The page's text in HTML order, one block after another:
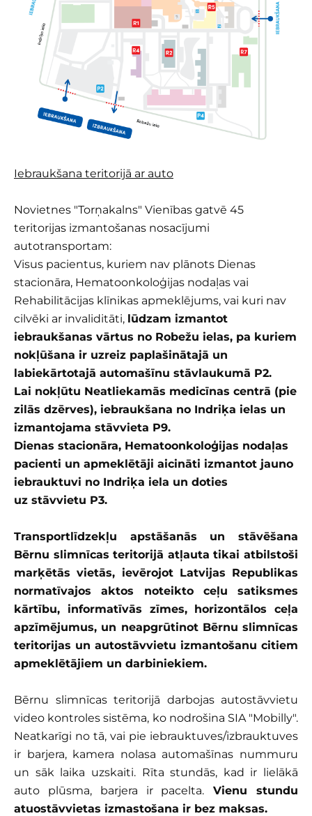
Iebraukšana teritorijā ar auto
Novietnes "Torņakalns" Vienības gatvē 45
teritorijas izmantošanas nosacījumi
autotransportam:
Visus pacientus, kuriem nav plānots Dienas
stacionāra, Hematoonkoloģijas nodaļas vai
Rehabilitācijas klīnikas apmeklējums, vai kuri nav
cilvēki ar invaliditāti, lūdzam izmantot
iebraukšanas vārtus no Robežu ielas, pa kuriem
nokļūšana ir uzreiz paplašinātajā un
labiekārtotajā automašīnu stāvlaukumā P2.
Lai nokļūtu Neatliekamās medicīnas centrā (pie
zilās dzērves), iebraukšana no Indriķa ielas un
izmantojama stāvvieta P9.
Dienas stacionāra, Hematoonkoloģijas nodaļas
pacienti un apmeklētāji aicināti izmantot jauno
iebrauktuvi no Indriķa iela un doties
uz stāvvietu P3.
Transportlīdzekļu apstāšanās un stāvēšana
Bērnu slimnīcas teritorijā atļauta tikai atbilstoši
marķētās vietās, ievērojot Latvijas Republikas
normatīvajos aktos noteikto ceļu satiksmes
kārtību, informatīvās zīmes, horizontālos ceļa
apzīmējumus, un neapgrūtinot Bērnu slimnīcas
teritorijas un autostāvvietu izmantošanu citiem
apmeklētājiem un darbiniekiem.
Bērnu slimnīcas teritorijā darbojas autostāvvietu
video kontroles sistēma, ko nodrošina SIA "Mobilly".
Neatkarīgi no tā, vai pie iebrauktuves/izbrauktuves
ir barjera, kamera nolasa automašīnas nummuru
un sāk laika uzskaiti. Rīta stundās, kad ir lielākā
auto plūsma, barjera ir pacelta. Vienu stundu
atuostāvvietas izmastošana ir bez maksas.